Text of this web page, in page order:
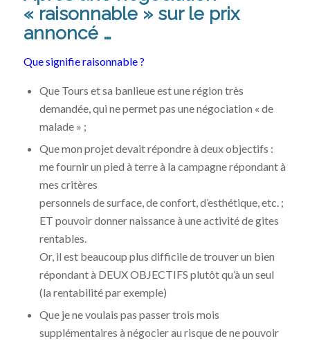
« raisonnable » sur le prix
annoncé …
Que signifie raisonnable ?
Que Tours et sa banlieue est une région très
demandée, qui ne permet pas une négociation « de
malade » ;
Que mon projet devait répondre à deux objectifs :
me fournir un pied à terre à la campagne répondant à
mes critères
personnels de surface, de confort, d’esthétique, etc. ;
ET pouvoir donner naissance à une activité de gites
rentables.
Or, il est beaucoup plus difficile de trouver un bien
répondant à DEUX OBJECTIFS plutôt qu’à un seul
(la rentabilité par exemple)
Que je ne voulais pas passer trois mois
supplémentaires à négocier au risque de ne pouvoir